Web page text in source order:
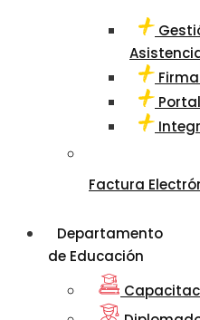
Factura
Departamento
de Educación